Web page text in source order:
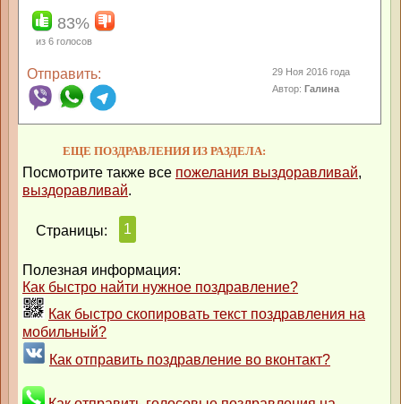
83%
из 6 голосов
Отправить:
29 Ноя 2016 года
Автор:Галина
ЕЩЕ ПОЗДРАВЛЕНИЯ ИЗ РАЗДЕЛА:
Посмотрите также все пожелания выздоравливай,
выздоравливай.
Страницы: 1
Полезная информация:
Как быстро найти нужное поздравление?
Как быстро скопировать текст поздравления на
мобильный?
Как отправить поздравление во вконтакт?